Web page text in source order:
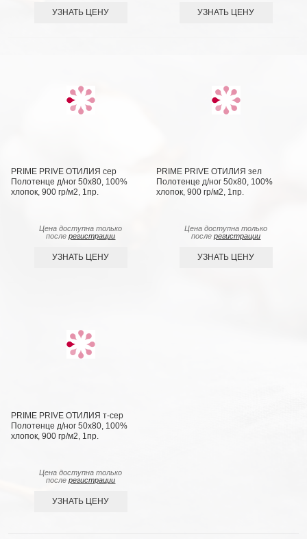
УЗНАТЬ ЦЕНУ УЗНАТЬ ЦЕНУ
PRIME PRIVE ОТИЛИЯ сер
Полотенце д/ног 50х80, 100%
хлопок, 900 гр/м2, 1пр.
Цена доступна только
послерегистрации
УЗНАТЬ ЦЕНУ
PRIME PRIVE ОТИЛИЯ зел
Полотенце д/ног 50х80, 100%
хлопок, 900 гр/м2, 1пр.
Цена доступна только
послерегистрации
УЗНАТЬ ЦЕНУ
PRIME PRIVE ОТИЛИЯ т-сер
Полотенце д/ног 50х80, 100%
хлопок, 900 гр/м2, 1пр.
Цена доступна только
послерегистрации
УЗНАТЬ ЦЕНУ